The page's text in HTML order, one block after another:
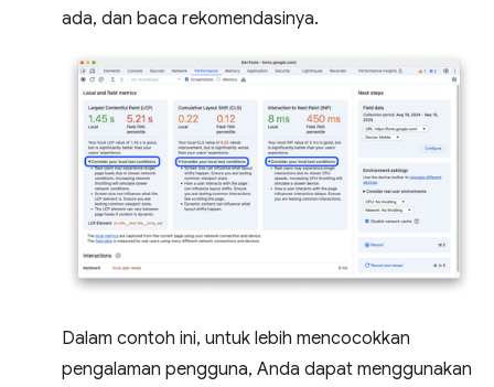
ada, dan baca rekomendasinya.
Dalam contoh ini, untuk lebih mencocokkan
pengalaman pengguna, Anda dapat menggunakan